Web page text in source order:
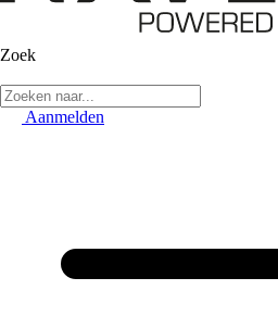
Zoek
Aanmelden